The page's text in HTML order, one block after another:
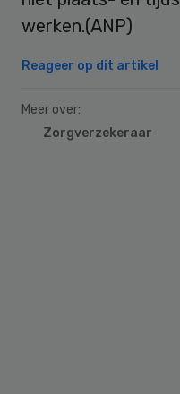
werken.(ANP)
Reageer op dit artikel
Meer over:
Zorgverzekeraar